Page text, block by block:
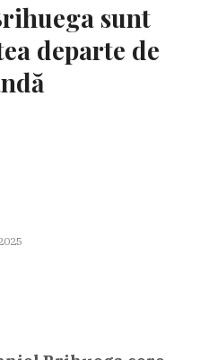
sunt
departe de